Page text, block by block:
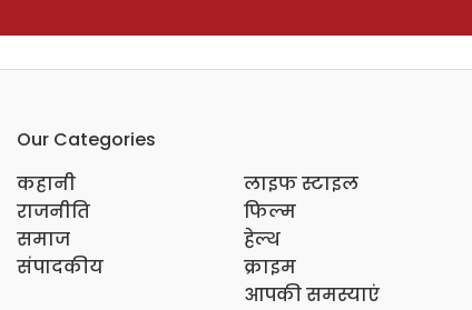
Our Categories
कहानी
राजनीति
समाज
संपादकीय
लाइफ स्टाइल
फिल्म
हेल्थ
क्राइम
आपकी समस्याएं